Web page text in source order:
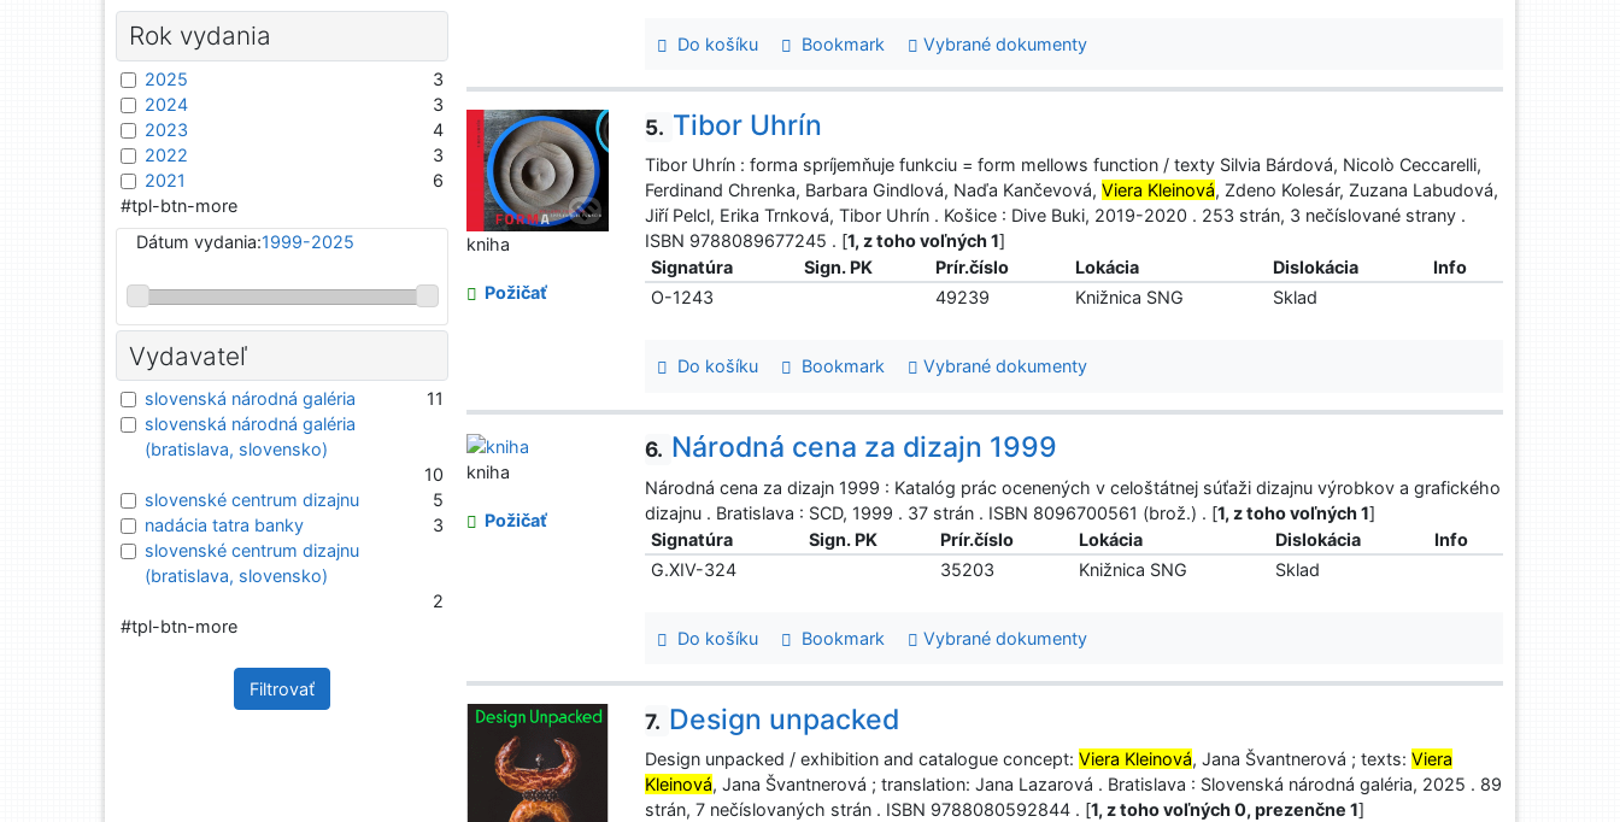
Do košíku Bookmark Vybrané dokumenty
5. Tibor Uhrín
Tibor Uhrín : forma spríjemňuje funkciu = form mellows function / texty Silvia Bárdová, Nicolò Ceccarelli,
Ferdinand Chrenka, Barbara Gindlová, Naďa Kančevová,Viera Kleinová, Zdeno Kolesár, Zuzana Labudová,
Jiří Pelcl, Erika Trnková, Tibor Uhrín . Košice : Dive Buki, 2019-2020 . 253 strán, 3 nečíslované strany .
ISBN 9788089677245 . [1, z toho voľných 1]
Signatúra
Sign. PK Prír.číslo Lokácia Dislokácia
Info
O-1243
49239 Knižnica SNG Sklad
Do košíku Bookmark Vybrané dokumenty
kniha
Požičať
6. Národná cena za dizajn 1999
Národná cena za dizajn 1999 : Katalóg prác ocenených v celoštátnej súťaži dizajnu výrobkov a grafického
dizajnu . Bratislava : SCD, 1999 . 37 strán . ISBN 8096700561 (brož.) . [1, z toho voľných 1]
Signatúra
Sign. PK Prír.číslo Lokácia Dislokácia
Info
G.XIV-324
35203 Knižnica SNG Sklad
Do košíku Bookmark Vybrané dokumenty
kniha
Požičať
7. Design unpacked
Design unpacked / exhibition and catalogue concept:Viera Kleinová, Jana Švantnerová ; texts:Viera
Kleinová, Jana Švantnerová ; translation: Jana Lazarová . Bratislava : Slovenská národná galéria, 2025 . 89
strán, 7 nečíslovaných strán . ISBN 9788080592844 . [1, z toho voľných 0, prezenčne 1]
Rok vydania
2025
3
2024
3
2023
4
2022
3
2021
6
#tpl-btn-more
Dátum vydania:1999-2025
Vydavateľ
slovenská národná galéria
11
slovenská národná galéria
(bratislava, slovensko)
10
slovenské centrum dizajnu
5
nadácia tatra banky
3
slovenské centrum dizajnu
(bratislava, slovensko)
2
#tpl-btn-more
Filtrovať